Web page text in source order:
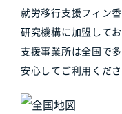
就労移行支援フィン
研究機構に加盟して
支援事業所は全国で
安心してご利用くださ